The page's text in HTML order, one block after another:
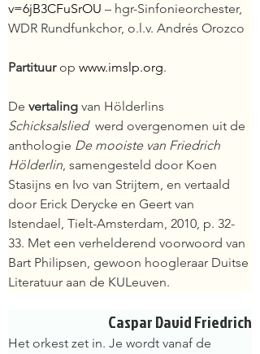
v=6jB3CFuSrOU – hgr-Sinfonieorchester,
WDR Rundfunkchor, o.l.v. Andrés Orozco
Partituur op www.imslp.org.
De vertaling van Hölderlins
Schicksalslied werd overgenomen uit de
anthologie De mooiste van Friedrich
Hölderlin, samengesteld door Koen
Stasijns en Ivo van Strijtem, en vertaald
door Erick Derycke en Geert van
Istendael, Tielt-Amsterdam, 2010, p. 32-
33. Met een verhelderend voorwoord van
Bart Philipsen, gewoon hoogleraar Duitse
Literatuur aan de KULeuven.
Caspar David Friedrich
Het orkest zet in. Je wordt vanaf de